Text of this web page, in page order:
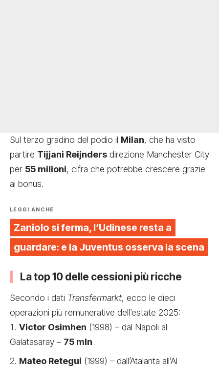
Sul terzo gradino del podio il Milan, che ha visto
partire Tijjani Reijnders direzione Manchester City
per 55 milioni, cifra che potrebbe crescere grazie
ai bonus.
LEGGI ANCHE
Zaniolo si ferma, l’Udinese resta a
guardare: e la Juventus osserva la scena
La top 10 delle cessioni più ricche
Secondo i dati Transfermarkt, ecco le dieci
operazioni più remunerative dell’estate 2025:
Victor Osimhen (1998) – dal Napoli al
Galatasaray – 75 mln
Mateo Retegui (1999) – dall’Atalanta all’Al